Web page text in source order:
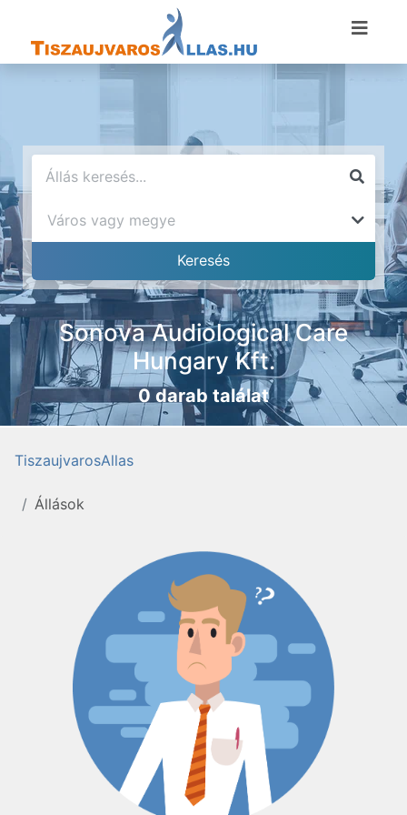
Sonova Audiological Care
Hungary Kft.
0 darab találat
TiszaujvarosAllas
Állások